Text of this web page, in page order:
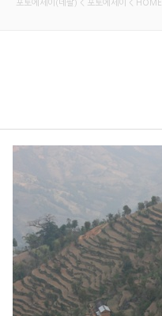
포토에세이(네팔) < 포토에세이 < HOME